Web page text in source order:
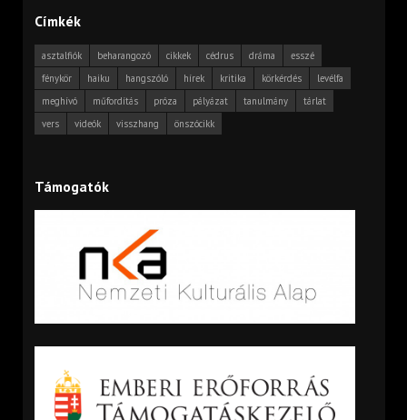
Címkék
asztalfiók beharangozó cikkek cédrus dráma
esszé
fénykör
haiku hangszóló hírek kritika körkérdés
levélfa
meghívó
műfordítás próza pályázat tanulmány
tárlat
vers
videók visszhang önszócikk
Támogatók